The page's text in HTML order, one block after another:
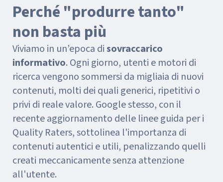
Perché "produrre tanto"
non basta più
Viviamo in un’epoca disovraccarico
informativo. Ogni giorno, utenti e motori di
ricerca vengono sommersi da migliaia di nuovi
contenuti, molti dei quali generici, ripetitivi o
privi di reale valore. Google stesso, con il
recente aggiornamento delle linee guida per i
Quality Raters, sottolinea l'importanza di
contenuti autentici e utili, penalizzando quelli
creati meccanicamente senza attenzione
all'utente.